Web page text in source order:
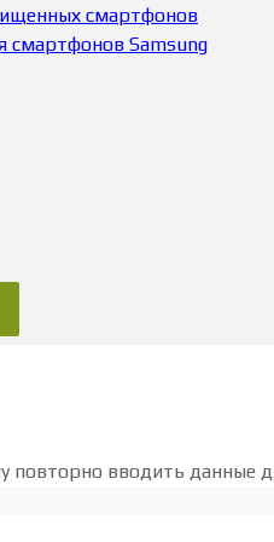
смартфонов
смартфонов Samsung
повторно вводить данные